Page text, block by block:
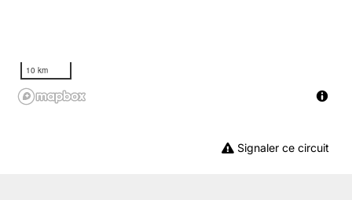
10 km
Signaler ce circuit